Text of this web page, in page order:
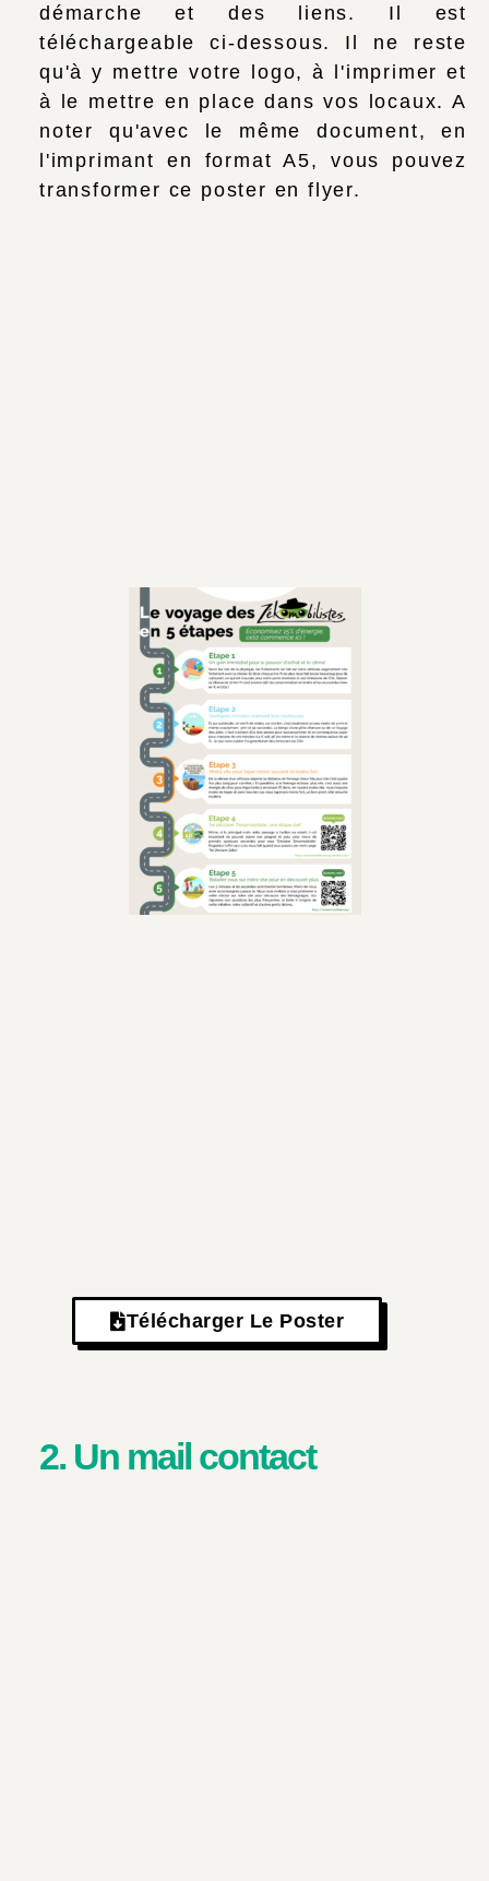
démarche et des liens. Il est
téléchargeable ci-dessous. Il ne reste
qu'à y mettre votre logo, à l'imprimer et
à le mettre en place dans vos locaux. A
noter qu'avec le même document, en
l'imprimant en format A5, vous pouvez
transformer ce poster en flyer.
Télécharger Le Poster
2. Un mail contact